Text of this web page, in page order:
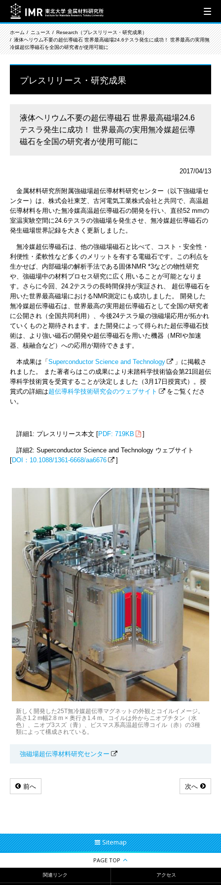
ホーム ニュース
Research（プレスリリース・研究成果）
液体ヘリウム不要の超伝導磁石 世界最高磁場24.6テスラ発生に成功！ 世界最高の実用無
冷媒超伝導磁石を全国の研究者が使用可能に
プレスリリース・研究成果
液体ヘリウム不要の超伝導磁石 世界最高磁場24.6
テスラ発生に成功！ 世界最高の実用無冷媒超伝導
磁石を全国の研究者が使用可能に
2017/04/13
金属材料研究所附属強磁場超伝導材料研究センター（以下強磁場セ
ンター）は、株式会社東芝、古河電気工業株式会社と共同で、高温超
伝導材料を用いた無冷媒高温超伝導磁石の開発を行い、直径52 mmの
室温実験空間に24.6テスラの強磁場を発生させ、無冷媒超伝導磁石の
発生磁場世界記録を大きく更新しました。
無冷媒超伝導磁石は、他の強磁場磁石と比べて、コスト・安全性・
利便性・柔軟性など多くのメリットを有する電磁石です。この利点を
生かせば、内部磁場の解析手法である固体NMR *3などの物性研究
や、強磁場中の材料プロセス研究に広く用いることが可能となりま
す。さらに今回、24.2テスラの長時間保持が実証され、 超伝導磁石を
用いた世界最高磁場におけるNMR測定にも成功しました。 開発した
無冷媒超伝導磁石は、世界最高の実用超伝導磁石として全国の研究者
に公開され（全国共同利用）、今後24テスラ級の強磁場応用が拓かれ
ていくものと期待されます。また開発によって得られた超伝導磁石技
術は、より強い磁石の開発や超伝導磁石を用いた機器（MRIや加速
器、核融合など）への応用が期待できます。
本成果は「 Superconductor Science and Technology
」に掲載さ
れました。 また著者らはこの成果により未踏科学技術協会第21回超伝
導科学技術賞を受賞することが決定しました（3月17日授賞式）。授
賞式の詳細は超伝導科学技術研究会のウェブサイト
をご覧くださ
い。
詳細1: プレスリリース本文 [PDF: 719KB ]
詳細2: Superconductor Science and Technology ウェブサイト
[DOI：10.1088/1361-6668/aa6676 ]
新しく開発した25T無冷媒超伝導マグネットの外観とコイルイメージ。
高さ1.2 m幅2.8 m × 奥行き1.4 m。コイルは外からニオブチタン（水
色）、ニオブ3スズ（青）、ビスマス系高温超伝導コイル（赤）の3種
類によって構成されている。
強磁場超伝導材料研究センター
前へ 次へ
Sitemap
PAGE TOP
関連リンク アクセス